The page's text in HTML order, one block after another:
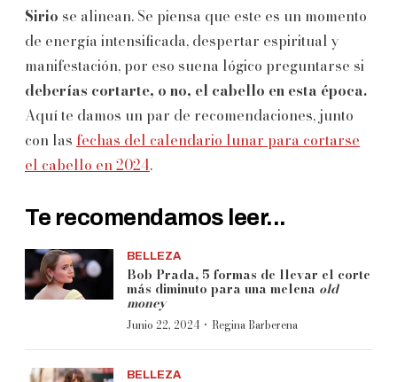
Sirio se alinean. Se piensa que este es un momento
de energía intensificada, despertar espiritual y
manifestación, por eso suena lógico preguntarse si
deberías cortarte, o no, el cabello en esta época.
Aquí te damos un par de recomendaciones, junto
con las fechas del calendario lunar para cortarse
el cabello en 2024.
Te recomendamos leer...
BELLEZA
Bob Prada, 5 formas de llevar el corte
más diminuto para una melena old
money
Junio 22, 2024 · Regina Barberena
BELLEZA